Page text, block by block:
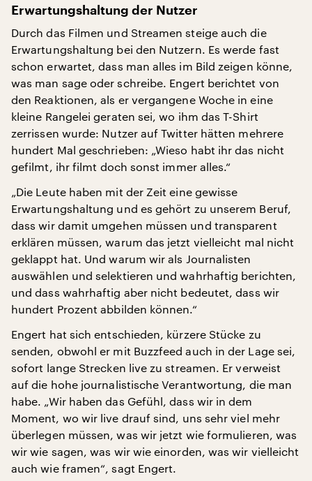
Erwartungshaltung der Nutzer
Durch das Filmen und Streamen steige auch die
Erwartungshaltung bei den Nutzern. Es werde fast
schon erwartet, dass man alles im Bild zeigen könne,
was man sage oder schreibe. Engert berichtet von
den Reaktionen, als er vergangene Woche in eine
kleine Rangelei geraten sei, wo ihm das T-Shirt
zerrissen wurde: Nutzer auf Twitter hätten mehrere
hundert Mal geschrieben: „Wieso habt ihr das nicht
gefilmt, ihr filmt doch sonst immer alles.“
„Die Leute haben mit der Zeit eine gewisse
Erwartungshaltung und es gehört zu unserem Beruf,
dass wir damit umgehen müssen und transparent
erklären müssen, warum das jetzt vielleicht mal nicht
geklappt hat. Und warum wir als Journalisten
auswählen und selektieren und wahrhaftig berichten,
und dass wahrhaftig aber nicht bedeutet, dass wir
hundert Prozent abbilden können.“
Engert hat sich entschieden, kürzere Stücke zu
senden, obwohl er mit Buzzfeed auch in der Lage sei,
sofort lange Strecken live zu streamen. Er verweist
auf die hohe journalistische Verantwortung, die man
habe. „Wir haben das Gefühl, dass wir in dem
Moment, wo wir live drauf sind, uns sehr viel mehr
überlegen müssen, was wir jetzt wie formulieren, was
wir wie sagen, was wir wie einorden, was wir vielleicht
auch wie framen“, sagt Engert.